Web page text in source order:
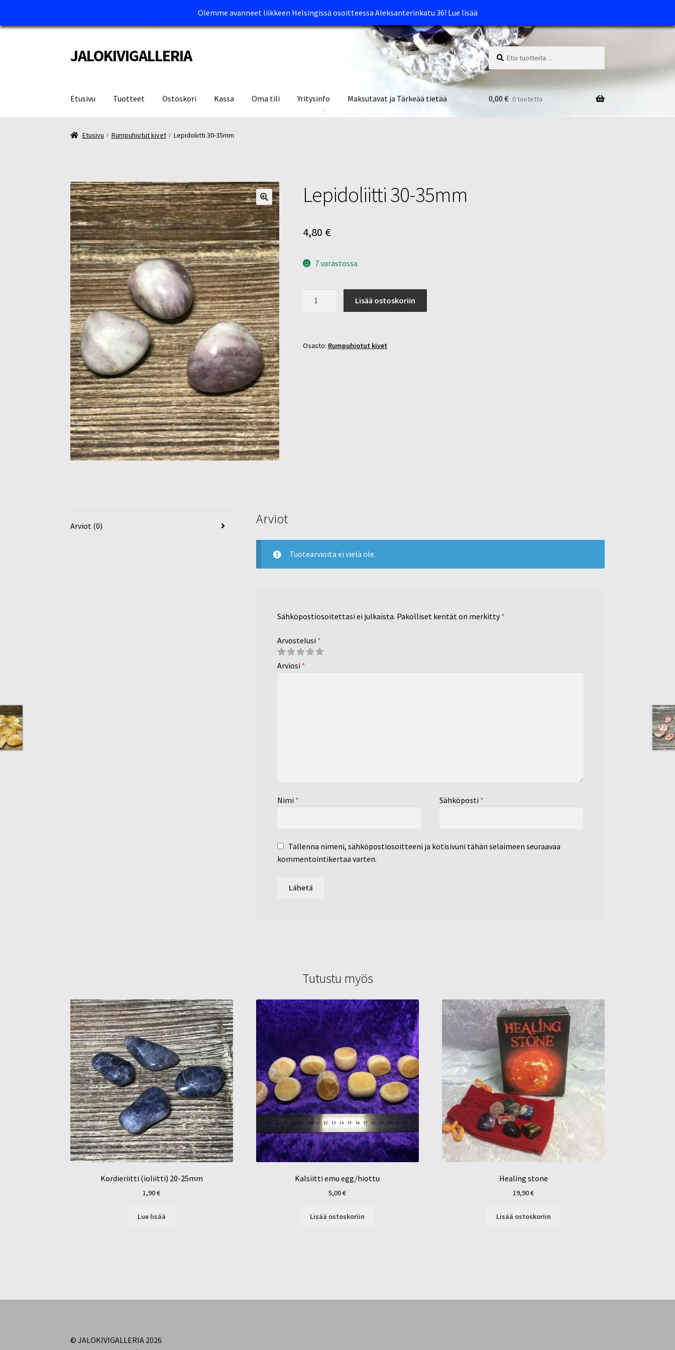
Olemme avanneet liikkeen Helsingissä osoitteessa Aleksanterinkatu 36! Lue lisää
Siirry
navigointiin
Siirry
sisältöön
JALOKIVIGALLERIA Etsi:
Haku
Etusivu Tuotteet Ostoskori Kassa Oma tili Yritysinfo Maksutavat ja Tärkeää tietää
Etusivu Kassa Maksutavat ja Tärkeää tietääMyymälät
0,00 € 0 tuotetta
Etusivu Rumpuhiotut kivet Lepidoliitti 30-35mm
Lepidoliitti 30-35mm
4,80 €
7 varastossa
Lisää ostoskoriin
Osasto: Rumpuhiotut kivet
Arviot (0) Arviot
Tuotearvioita ei vielä ole.
Sähköpostiosoitettasi ei julkaista. Pakolliset kentät on merkitty*
Arvostelusi *
Arviosi *
Nimi * Sähköposti *
Tallenna nimeni, sähköpostiosoitteeni ja kotisivuni tähän selaimeen seuraavaa
kommentointikertaa varten.
Tutustu myös
Kordieriitti (ioliitti) 20-25mm
1,90€
Lue lisää
Kalsiitti emu egg/hiottu
5,00€
Lisää ostoskoriin
Healing stone
19,90€
Lisää ostoskoriin
© JALOKIVIGALLERIA 2026